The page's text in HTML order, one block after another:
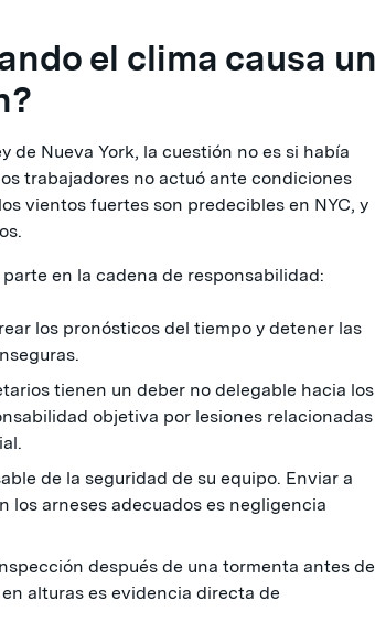
el clima causa un
de Nueva York, la cuestión no es si había
trabajadores no actuó ante condiciones
vientos fuertes son predecibles en NYC, y
en la cadena de responsabilidad:
los pronósticos del tiempo y detener las
tienen un deber no delegable hacia los
objetiva por lesiones relacionadas
de la seguridad de su equipo. Enviar a
los arneses adecuados es negligencia
después de una tormenta antes de
alturas es evidencia directa de